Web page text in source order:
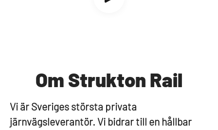
Om Strukton Rail
Vi är Sveriges största privata
järnvägsleverantör. Vi bidrar till en hållbar